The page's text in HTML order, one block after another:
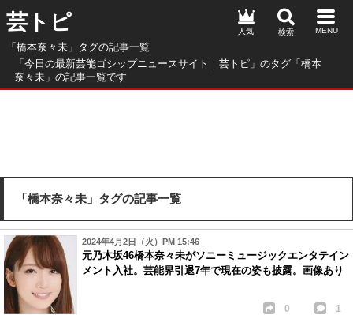
芸トピ
「橋本奈々未」タグの記事一覧
「今日の最新芸能ゴシップニュースサイト｜芸トピ」のタグ「橋本
奈々未」の記事一覧です
人気
「橋本奈々未」タグの記事一覧
2024年4月2日（火）PM 15:46
元乃木坂46橋本奈々未がソニーミュージックエンタテイン
メント入社。芸能界引退7年で現在の姿も披露。画像あり
0 1